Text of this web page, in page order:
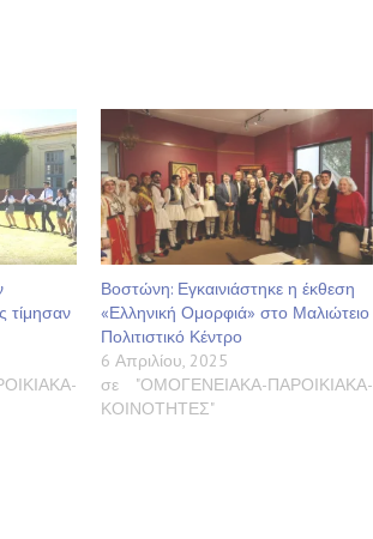
τίμησαν
Βοστώνη: Εγκαινιάστηκε η έκθεση
«Ελληνική Ομορφιά» στο Μαλιώτειο
Πολιτιστικό Κέντρο
6 Απριλίου, 2025
σε "ΟΜΟΓΕΝΕΙΑΚΑ-ΠΑΡΟΙΚΙΑΚΑ-
ΚΟΙΝΟΤΗΤΕΣ"